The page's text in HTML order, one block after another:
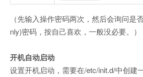
（先输入操作密码两次，然后会询问是
nly)密码，按自己喜欢，一般没必要。）
开机自动启动
设置开机启动，需要在/etc/init.d/中创建